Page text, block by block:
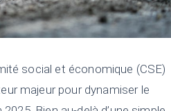
social et économique (CSE)
majeur pour dynamiser le